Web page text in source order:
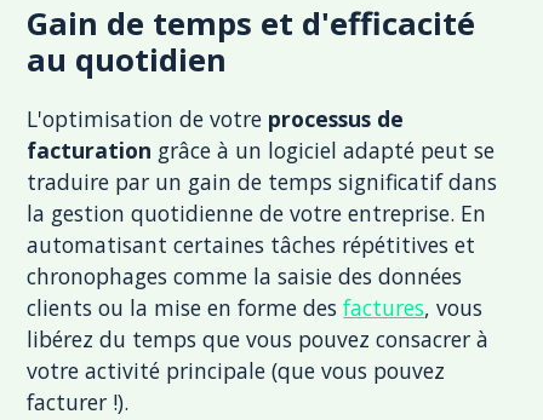
Gain de temps et d'efficacité
au quotidien
L'optimisation de votre processus de
facturation grâce à un logiciel adapté peut se
traduire par un gain de temps significatif dans
la gestion quotidienne de votre entreprise. En
automatisant certaines tâches répétitives et
chronophages comme la saisie des données
clients ou la mise en forme desfactures, vous
libérez du temps que vous pouvez consacrer à
votre activité principale (que vous pouvez
facturer !).